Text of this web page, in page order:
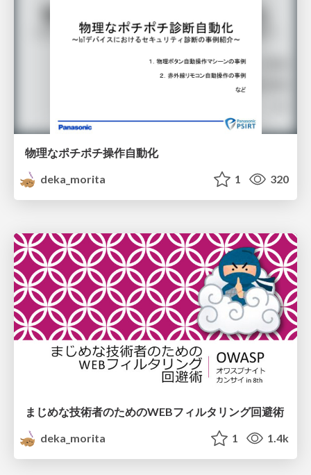
物理なポチポチ操作自動化
deka_morita
1 320
まじめな技術者のためのWEBフィルタリング回避術
deka_morita
1 1.4k